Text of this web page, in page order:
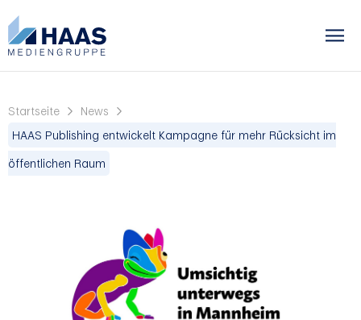
Startseite
News
HAAS Publishing entwickelt Kampagne für mehr Rücksicht im
öffentlichen Raum